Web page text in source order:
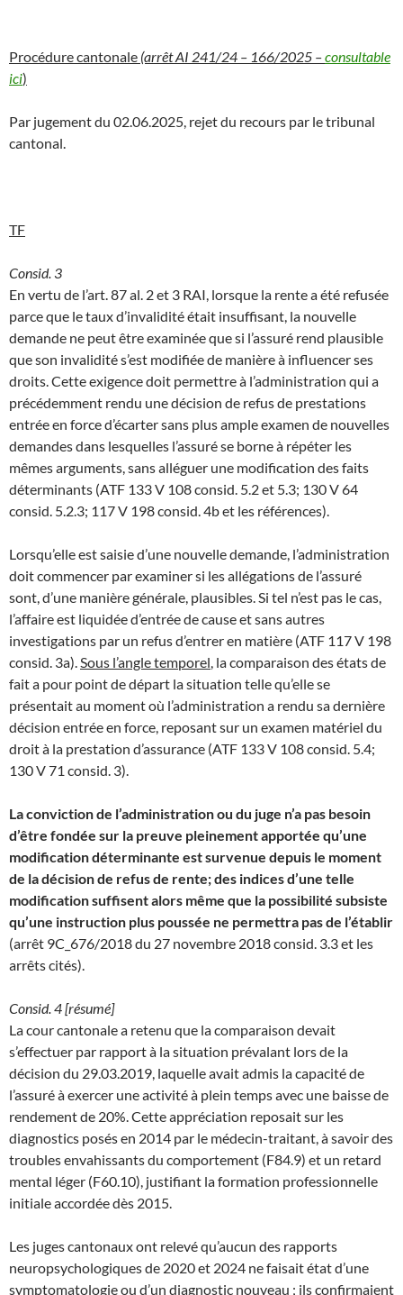
Procédure cantonale (arrêt AI 241/24 – 166/2025 –consultable
ici)
Par jugement du 02.06.2025, rejet du recours par le tribunal
cantonal.
TF
Consid. 3
En vertu de l’art. 87 al. 2 et 3 RAI, lorsque la rente a été refusée
parce que le taux d’invalidité était insuffisant, la nouvelle
demande ne peut être examinée que si l’assuré rend plausible
que son invalidité s’est modifiée de manière à influencer ses
droits. Cette exigence doit permettre à l’administration qui a
précédemment rendu une décision de refus de prestations
entrée en force d’écarter sans plus ample examen de nouvelles
demandes dans lesquelles l’assuré se borne à répéter les
mêmes arguments, sans alléguer une modification des faits
déterminants (ATF 133 V 108 consid. 5.2 et 5.3; 130 V 64
consid. 5.2.3; 117 V 198 consid. 4b et les références).
Lorsqu’elle est saisie d’une nouvelle demande, l’administration
doit commencer par examiner si les allégations de l’assuré
sont, d’une manière générale, plausibles. Si tel n’est pas le cas,
l’affaire est liquidée d’entrée de cause et sans autres
investigations par un refus d’entrer en matière (ATF 117 V 198
consid. 3a). Sous l’angle temporel , la comparaison des états de
fait a pour point de départ la situation telle qu’elle se
présentait au moment où l’administration a rendu sa dernière
décision entrée en force, reposant sur un examen matériel du
droit à la prestation d’assurance (ATF 133 V 108 consid. 5.4;
130 V 71 consid. 3).
La conviction de l’administration ou du juge n’a pas besoin
d’être fondée sur la preuve pleinement apportée qu’une
modification déterminante est survenue depuis le moment
de la décision de refus de rente; des indices d’une telle
modification suffisent alors même que la possibilité subsiste
qu’une instruction plus poussée ne permettra pas de l’établir
(arrêt 9C_676/2018 du 27 novembre 2018 consid. 3.3 et les
arrêts cités).
Consid. 4 [résumé]
La cour cantonale a retenu que la comparaison devait
s’effectuer par rapport à la situation prévalant lors de la
décision du 29.03.2019, laquelle avait admis la capacité de
l’assuré à exercer une activité à plein temps avec une baisse de
rendement de 20%. Cette appréciation reposait sur les
diagnostics posés en 2014 par le médecin-traitant, à savoir des
troubles envahissants du comportement (F84.9) et un retard
mental léger (F60.10), justifiant la formation professionnelle
initiale accordée dès 2015.
Les juges cantonaux ont relevé qu’aucun des rapports
neuropsychologiques de 2020 et 2024 ne faisait état d’une
symptomatologie ou d’un diagnostic nouveau ; ils confirmaient